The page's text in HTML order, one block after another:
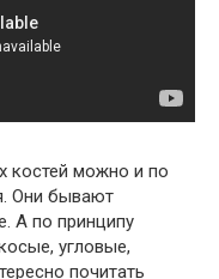
костей можно и по
Они бывают
А по принципу
угловые,
почитать